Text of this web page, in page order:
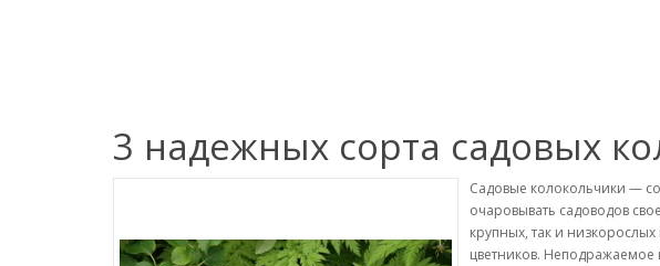
3 надежных сорта садовых
Садовые колокольчики —
очаровывать садоводов
крупных, так и
цветников. Неподражаемое